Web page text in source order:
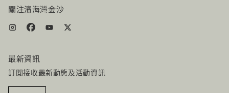
關注濱海灣金沙
最新資訊
訂閲接收最新動態及活動資訊